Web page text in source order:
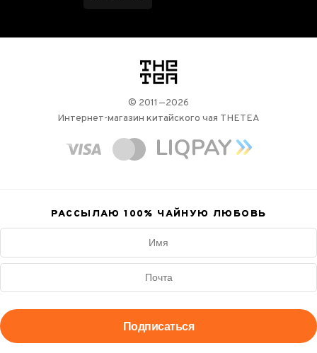
логотип
© 2011—2026
Интернет-магазин китайского чая THETEA
РАССЫЛАЮ 100% ЧАЙНУЮ ЛЮБОВЬ
Подписаться